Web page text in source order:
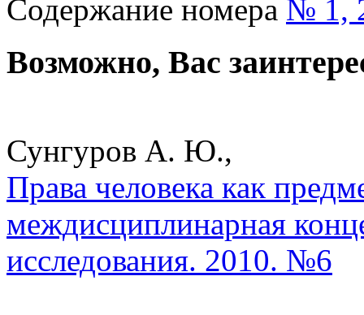
Содержание номера № 1,
Возможно, Вас
Сунгуров А. Ю.,
Права человека как
междисциплинарная
исследования. 2010. №6